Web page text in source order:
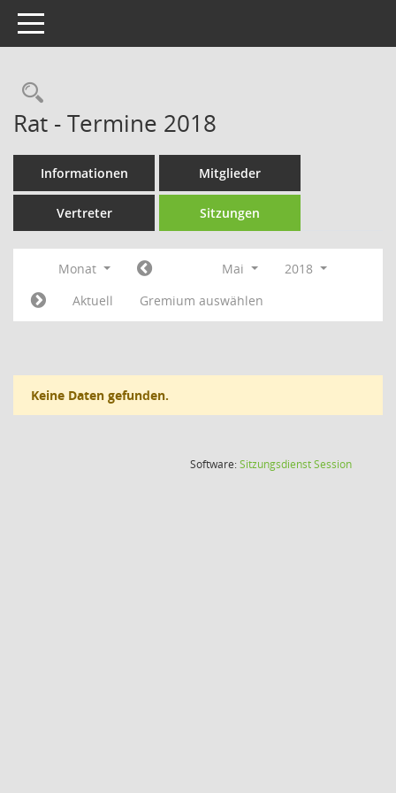
Toggle navigation
Rechercheauswahl
Rat - Termine 2018
Informationen Mitglieder
Vertreter Sitzungen
Monat Mai
2018
Aktuell
Gremium auswählen
Keine Daten gefunden.
Software:SitzungsdienstSession(Wird in